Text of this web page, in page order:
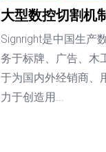
大型数控切割机
Signright是中国生产
务于标牌、广告、木
于为国内外经销商、
力于创造用...